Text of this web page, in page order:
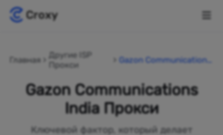
Главная
Другие ISP
Прокси
Gazon Communications
Gazon Communications
India Прокси
Ключевой фактор, который делает